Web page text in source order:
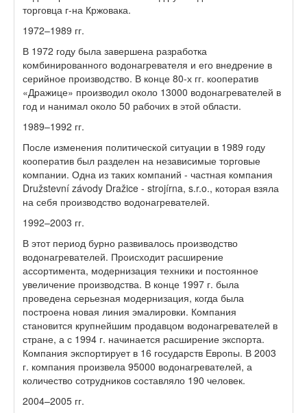
торговца г-на Кржовака.
1972–1989 гг.
В 1972 году была завершена разработка
комбинированного водонагревателя и его внедрение в
серийное производство. В конце 80-х гг. кооператив
«Дражице» производил около 13000 водонагревателей в
год и нанимал около 50 рабочих в этой области.
1989–1992 гг.
После изменения политической ситуации в 1989 году
кооператив был разделен на независимые торговые
компании. Одна из таких компаний - частная компания
Družstevní závody Dražice - strojírna, s.r.o., которая взяла
на себя производство водонагревателей.
1992–2003 гг.
В этот период бурно развивалось производство
водонагревателей. Происходит расширение
ассортимента, модернизация техники и постоянное
увеличение производства. В конце 1997 г. была
проведена серьезная модернизация, когда была
построена новая линия эмалировки. Компания
становится крупнейшим продавцом водонагревателей в
стране, а с 1994 г. начинается расширение экспорта.
Компания экспортирует в 16 государств Европы. В 2003
г. компания произвела 95000 водонагревателей, а
количество сотрудников составляло 190 человек.
2004–2005 гг.